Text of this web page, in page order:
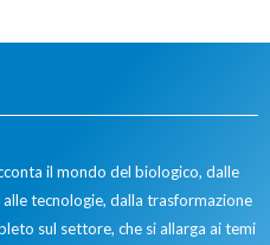
il mondo del biologico, dalle
tecnologie, dalla trasformazione
sul settore, che si allarga ai temi